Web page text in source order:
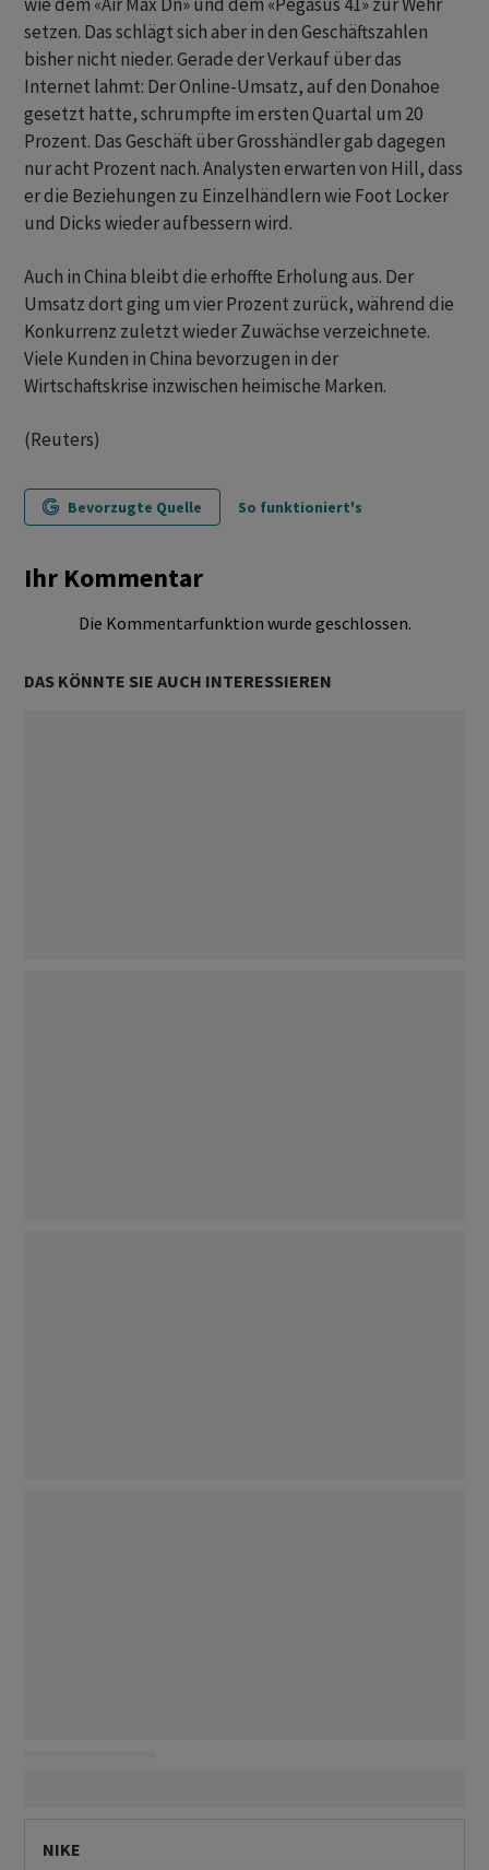
wie dem «Air Max Dn» und dem «Pegasus 41» zur Wehr
setzen. Das schlägt sich aber in den Geschäftszahlen
bisher nicht nieder. Gerade der Verkauf über das
Internet lahmt: Der Online-Umsatz, auf den Donahoe
gesetzt hatte, schrumpfte im ersten Quartal um 20
Prozent. Das Geschäft über Grosshändler gab dagegen
nur acht Prozent nach. Analysten erwarten von Hill, dass
er die Beziehungen zu Einzelhändlern wie Foot Locker
und Dicks wieder aufbessern wird.
Auch in China bleibt die erhoffte Erholung aus. Der
Umsatz dort ging um vier Prozent zurück, während die
Konkurrenz zuletzt wieder Zuwächse verzeichnete.
Viele Kunden in China bevorzugen in der
Wirtschaftskrise inzwischen heimische Marken.
(Reuters)
Bevorzugte Quelle So funktioniert's
Ihr Kommentar
Die Kommentarfunktion wurde geschlossen.
DAS KÖNNTE SIE AUCH INTERESSIEREN
NIKE